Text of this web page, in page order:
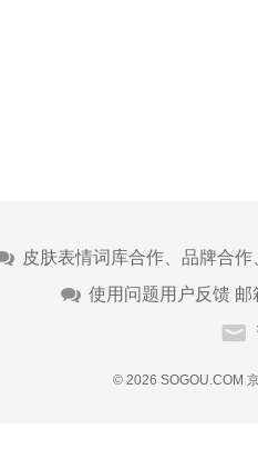
皮肤表情词库合作、品牌合
使用问题用户反馈 邮
© 2026 SOGOU.COM